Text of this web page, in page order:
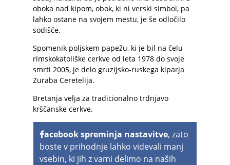
oboka nad kipom, obok, ki ni verski simbol, pa
lahko ostane na svojem mestu, je še odločilo
sodišče.
Spomenik poljskem papežu, ki je bil na čelu
rimskokatoliške cerkve od leta 1978 do svoje
smrti 2005, je delo gruzijsko-ruskega kiparja
Zuraba Ceretelija.
Bretanja velja za tradicionalno trdnjavo
krščanske cerkve.
acebook spreminja nastavitve, zato
boste v prihodnje lahko videvali manj
vsebin, ki jih z vami delimo na naših